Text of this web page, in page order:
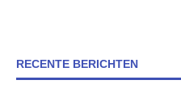
RECENTE BERICHTEN